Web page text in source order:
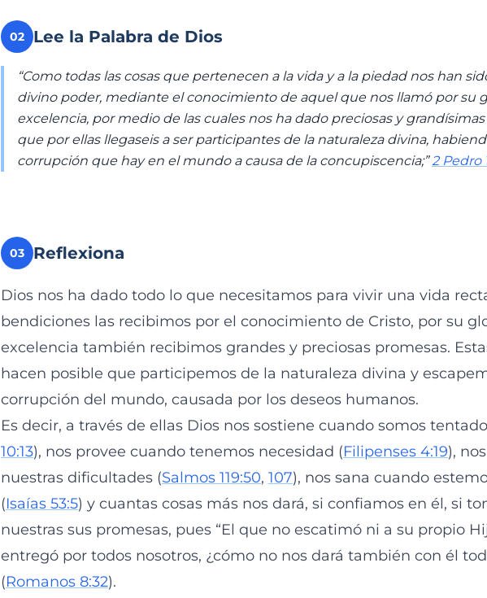
02 Lee la Palabra de Dios
“Como todas las cosas que pertenecen a la vida y a la piedad nos han
divino poder, mediante el conocimiento de aquel que nos llamó por su
excelencia, por medio de las cuales nos ha dado preciosas y
que por ellas llegaseis a ser participantes de la naturaleza divina,
corrupción que hay en el mundo a causa de la concupiscencia;”2 Pedro
03 Reflexiona
Dios nos ha dado todo lo que necesitamos para vivir una vida
bendiciones las recibimos por el conocimiento de Cristo, por su
excelencia también recibimos grandes y preciosas promesas.
hacen posible que participemos de la naturaleza divina y
corrupción del mundo, causada por los deseos humanos.
Es decir, a través de ellas Dios nos sostiene cuando somos
10:13), nos provee cuando tenemos necesidad (Filipenses 4:19),
nuestras dificultades (Salmos 119:50, 107), nos sana cuando
(Isaías 53:5) y cuantas cosas más nos dará, si confiamos en él, si
nuestras sus promesas, pues “El que no escatimó ni a su propio
entregó por todos nosotros, ¿cómo no nos dará también con él
(Romanos 8:32).